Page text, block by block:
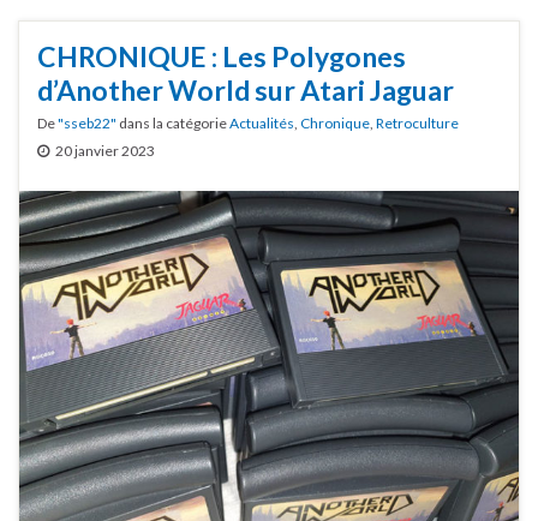
CHRONIQUE : Les Polygones
d’Another World sur Atari Jaguar
De"sseb22" dans la catégorieActualités, Chronique, Retroculture
20 janvier 2023